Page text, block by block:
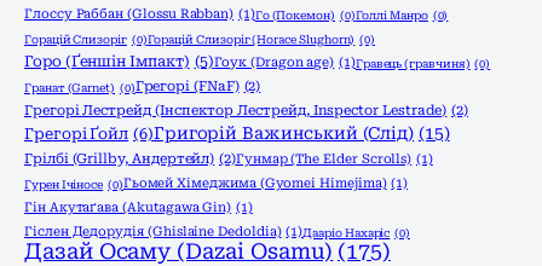
Глоссу Раббан (Glossu Rabban) (1)Го (Покемон) (0)Голлі Манро (0)
Горацій Слизоріг (0)Горацій Слизоріг (Horace Slughorn) (0)
Горо (Ґеншін Імпакт) (5)Гоук (Dragon age) (1)Гравець (гравчиня) (0)
Гранат (Garnet) (0)Грегорі (FNaF) (2)
Грегорі Лестрейд (Інспектор Лестрейд, Inspector Lestrade) (2)
Грегорі Ґойл (6)Григорій Важинський (Слід) (15)
Грілбі (Grillby, Андертейл) (2)Гунмар (The Elder Scrolls) (1)
Гурен Ічіносе (0)Гьомей Хімеджима (Gyomei Himejima) (1)
Гін Акутаґава (Akutagawa Gin) (1)
Гіслен Дедорудія (Ghislaine Dedoldia) (1)Дааріо Нахаріс (0)
Дазай Осаму (Dazai Osamu) (175)